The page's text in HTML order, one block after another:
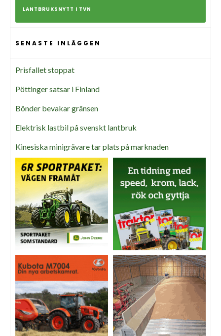
LANTBRUKSNYTT I TVN
SENASTE INLÄGGEN
Prisfallet stoppat
Pöttinger satsar i Finland
Bönder bevakar gränsen
Elektrisk lastbil på svenskt lantbruk
Kinesiska minigrävare tar plats på marknaden